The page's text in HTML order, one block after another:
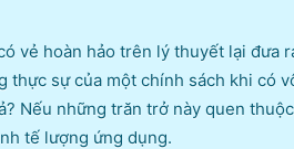
vẻ hoàn hảo trên lý thuyết lại đưa
thực sự của một chính sách khi có
Nếu những trăn trở này quen
tế lượng ứng dụng.